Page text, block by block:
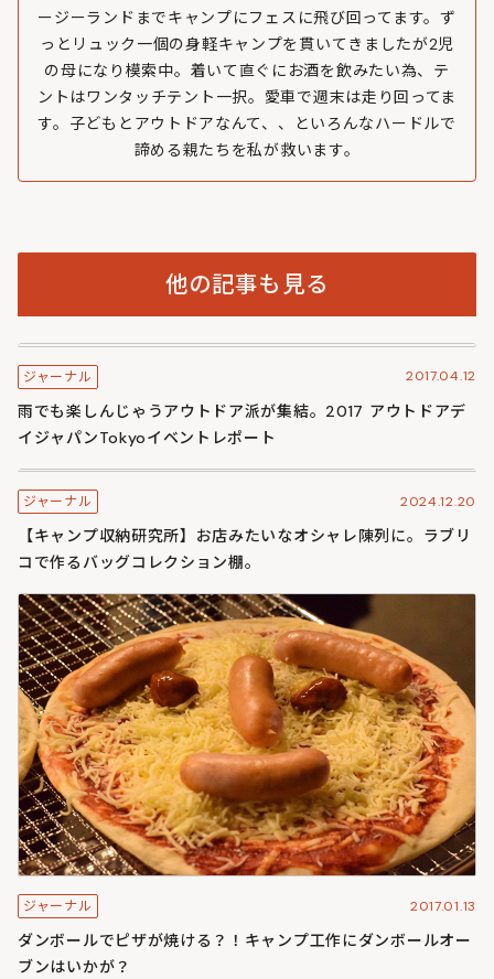
ージーランドまでキャンプにフェスに飛び回ってます。ず
っとリュック一個の身軽キャンプを貫いてきましたが2児
の母になり模索中。着いて直ぐにお酒を飲みたい為、テ
ントはワンタッチテント一択。愛車で週末は走り回ってま
す。子どもとアウトドアなんて、、といろんなハードルで
諦める親たちを私が救います。
他の記事も見る
ジャーナル 2017.04.12
雨でも楽しんじゃうアウトドア派が集結。2017 アウトドアデ
イジャパンTokyoイベントレポート
ジャーナル 2024.12.20
【キャンプ収納研究所】お店みたいなオシャレ陳列に。ラブリ
コで作るバッグコレクション棚。
ジャーナル 2017.01.13
ダンボールでピザが焼ける？！キャンプ工作にダンボールオー
ブンはいかが？